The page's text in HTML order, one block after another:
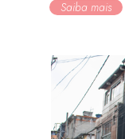
Saiba mais